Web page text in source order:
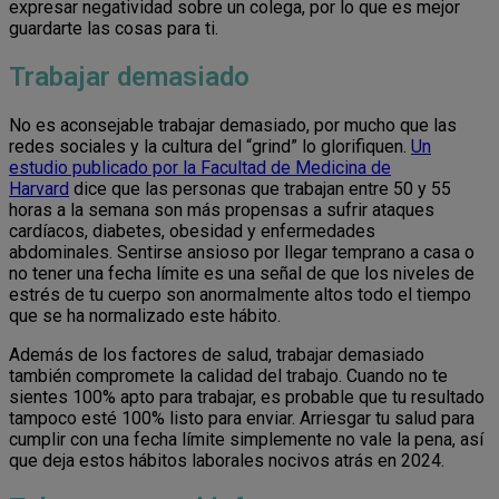
expresar negatividad sobre un colega, por lo que es mejor
guardarte las cosas para ti.
Trabajar demasiado
No es aconsejable trabajar demasiado, por mucho que las
redes sociales y la cultura del “grind” lo glorifiquen. Un
estudio publicado por la Facultad de Medicina de
Harvard dice que las personas que trabajan entre 50 y 55
horas a la semana son más propensas a sufrir ataques
cardíacos, diabetes, obesidad y enfermedades
abdominales. Sentirse ansioso por llegar temprano a casa o
no tener una fecha límite es una señal de que los niveles de
estrés de tu cuerpo son anormalmente altos todo el tiempo
que se ha normalizado este hábito.
Además de los factores de salud, trabajar demasiado
también compromete la calidad del trabajo. Cuando no te
sientes 100% apto para trabajar, es probable que tu resultado
tampoco esté 100% listo para enviar. Arriesgar tu salud para
cumplir con una fecha límite simplemente no vale la pena, así
que deja estos hábitos laborales nocivos atrás en 2024.